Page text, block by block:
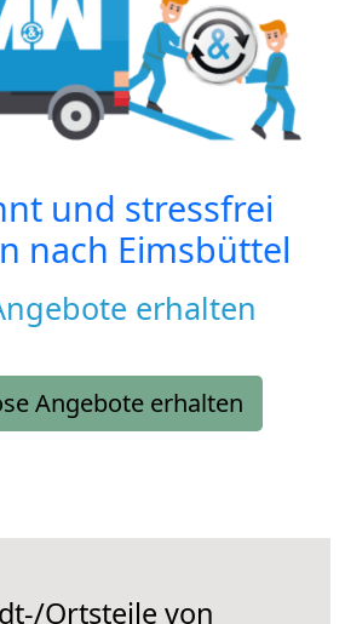
und stressfrei
nach Eimsbüttel
erhalten
Angebote erhalten
Ortsteile von